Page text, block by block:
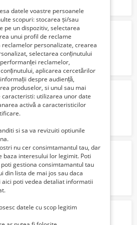
intentie elaborare PUZ
cu vanzatorul
de munca Abator-Germania
cu vanzatorul
notariale franceză
dezvoltare personala
datele voastre persoanele
scopuri: stocarea și/sau
pe un dispozitiv, selectarea
unui profil de reclame
personalizate, crearea
selectarea conținutului
reclamelor,
aplicarea cercetărilor
despre audiență,
produselor, si unul sau mai
utilizarea unor date
activă a caracteristicilor
si sa va revizuiti optiunile
nu cer consimtamantul tau, dar
baza interesului lor legimit. Poti
gestiona consimtamantul tau
din lista de mai jos sau daca
poti vedea detaliat informatii
datele cu scop legitim